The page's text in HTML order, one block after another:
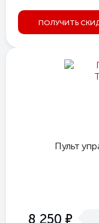
ПОЛУЧИТЬ
Пульт
8 250 е